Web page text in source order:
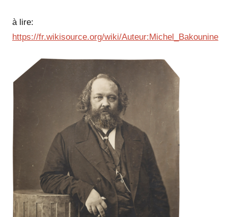
à lire:
https://fr.wikisource.org/wiki/Auteur:Michel_Bakounine